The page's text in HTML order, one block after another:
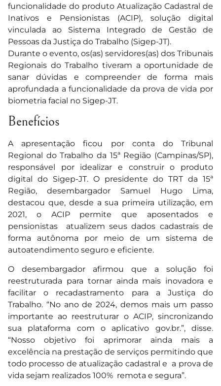
funcionalidade do produto Atualização Cadastral de
Inativos e Pensionistas (ACIP), solução digital
vinculada ao Sistema Integrado de Gestão de
Pessoas da Justiça do Trabalho (Sigep-JT).
Durante o evento, os(as) servidores(as) dos Tribunais
Regionais do Trabalho tiveram a oportunidade de
sanar dúvidas e compreender de forma mais
aprofundada a funcionalidade da prova de vida por
biometria facial no Sigep-JT.
Benefícios
A apresentação ficou por conta do Tribunal
Regional do Trabalho da 15ª Região (Campinas/SP),
responsável por idealizar e construir o produto
digital do Sigep-JT. O presidente do TRT da 15ª
Região, desembargador Samuel Hugo Lima,
destacou que, desde a sua primeira utilização, em
2021, o ACIP permite que aposentados e
pensionistas atualizem seus dados cadastrais de
forma autônoma por meio de um sistema de
autoatendimento seguro e eficiente.
O desembargador afirmou que a solução foi
reestruturada para tornar ainda mais inovadora e
facilitar o recadastramento para a Justiça do
Trabalho. “No ano de 2024, demos mais um passo
importante ao reestruturar o ACIP, sincronizando
sua plataforma com o aplicativo gov.br.”, disse.
“Nosso objetivo foi aprimorar ainda mais a
excelência na prestação de serviços permitindo que
todo processo de atualização cadastral e a prova de
vida sejam realizados 100% remota e segura”.